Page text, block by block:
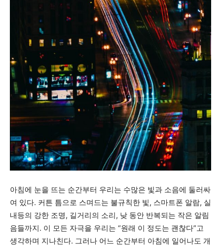
아침에 눈을 뜨는 순간부터 우리는 수많은 빛과 소음에 둘러싸
여 있다. 커튼 틈으로 스며드는 불규칙한 빛, 스마트폰 알람, 실
내등의 강한 조명, 길거리의 소리, 낮 동안 반복되는 작은 알림
음들까지. 이 모든 자극을 우리는 “원래 이 정도는 괜찮다”고
생각하며 지나친다. 그러나 어느 순간부터 아침에 일어나도 개